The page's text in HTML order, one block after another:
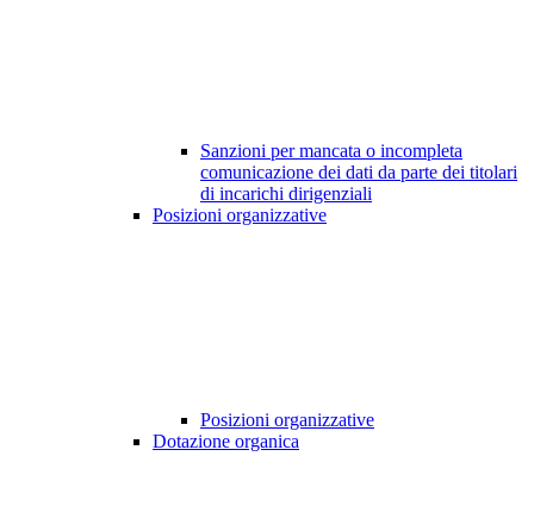
Sanzioni per mancata o incompleta
comunicazione dei dati da parte dei titolari
di incarichi dirigenziali
Posizioni organizzative
Posizioni organizzative
Dotazione organica